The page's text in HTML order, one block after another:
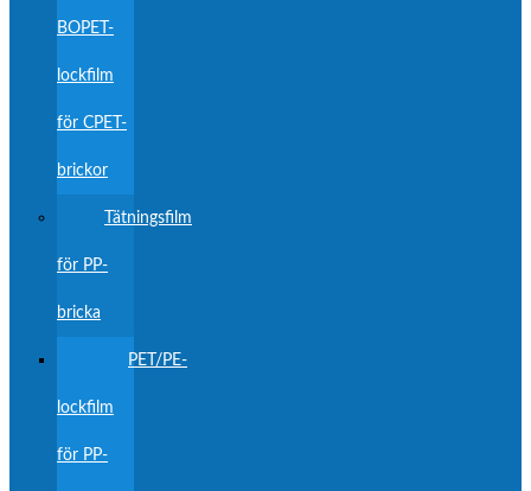
BOPET-
lockfilm
för CPET-
brickor
Tätningsfilm
för PP-
bricka
PET/PE-
lockfilm
för PP-